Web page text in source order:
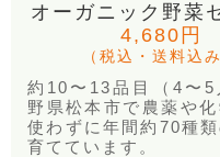
オーガニック野菜
4,680円
（税込・送料込み
約10〜13品目（4〜5
野県松本市で農薬や
使わずに年間約70種
育てています。